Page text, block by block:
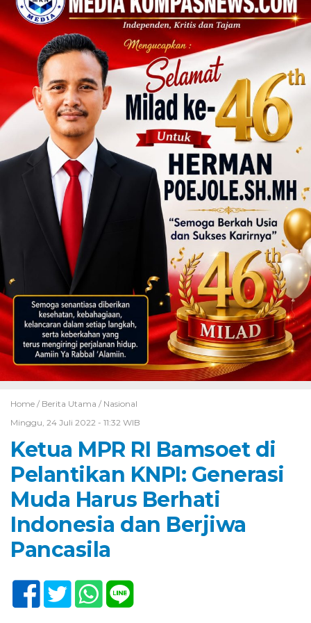
Home / Berita Utama / Nasional
Minggu, 24 Juli 2022 - 11:32 WIB
Ketua MPR RI Bamsoet di
Pelantikan KNPI: Generasi
Muda Harus Berhati
Indonesia dan Berjiwa
Pancasila